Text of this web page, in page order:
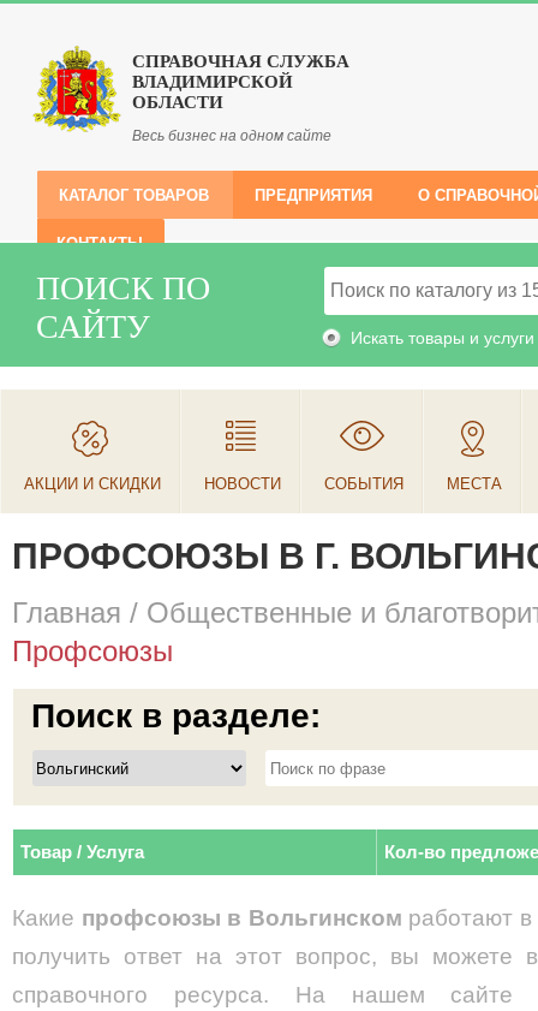
СПРАВОЧНАЯ СЛУЖБА
ВЛАДИМИРСКОЙ
ОБЛАСТИ
Весь бизнес на одном сайте
КАТАЛОГ ТОВАРОВ ПРЕДПРИЯТИЯ О
КОНТАКТЫ
ПОИСК ПО
САЙТУ
Искать товары и услуги
АКЦИИ И СКИДКИ НОВОСТИ СОБЫТИЯ МЕСТА
ПРОФСОЮЗЫ В Г.
Главная / Общественные и
Профсоюзы
Поиск в разделе:
Товар / Услуга Кол-во
Какие профсоюзы в Вольгинском работают
получить ответ на этот вопрос, вы можете
справочного ресурса. На нашем сайте